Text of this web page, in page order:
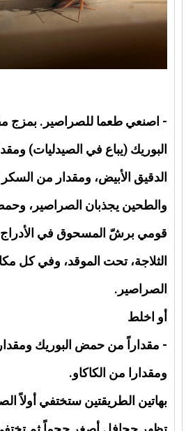
- اصنعي طعما للصراصير. بمزج
البوريك (يباع في الصيدليات)
الدقيق الأبيض، ومقدار من
والطحين يجذبان الصراصير،
قومي برشّ المسحوق في الأدراج
الثلاجة، تحت الموقد، وفي كل
الصراصير.
أو اخلط
- مقداراً من حمض البوريك
ومقدارا من الكاكاو.
بهاتين الطريقتين ستختفي أولاً